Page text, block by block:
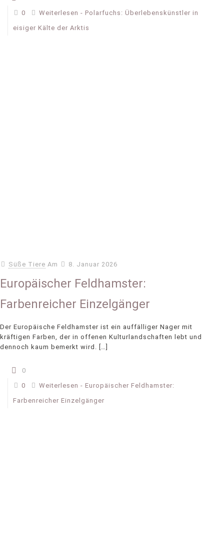
0
Weiterlesen - Polarfuchs: Überlebenskünstler in
eisiger Kälte der Arktis
Süße Tiere Am 8. Januar 2026
Europäischer Feldhamster:
Farbenreicher Einzelgänger
Der Europäische Feldhamster ist ein auffälliger Nager mit
kräftigen Farben, der in offenen Kulturlandschaften lebt und
dennoch kaum bemerkt wird. […]
0
0
Weiterlesen - Europäischer Feldhamster:
Farbenreicher Einzelgänger